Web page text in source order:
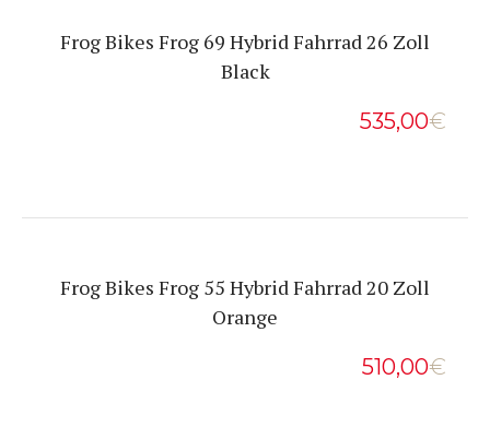
Frog Bikes Frog 69 Hybrid Fahrrad 26 Zoll
Black
535,00€
Frog Bikes Frog 55 Hybrid Fahrrad 20 Zoll
Orange
510,00€